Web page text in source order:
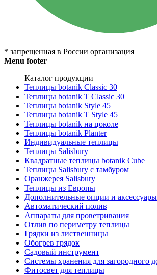
* запрещенная в России организация
Menu footer
Каталог продукции
Теплицы botanik Classic 30
Теплицы botanik T Classic 30
Теплицы botanik Style 45
Теплицы botanik Т Style 45
Теплицы botanik на цоколе
Теплицы botanik Planter
Индивидуальные теплицы
Теплицы Salisbury
Квадратные теплицы botanik Cube
Теплицы Salisbury с тамбуром
Оранжерея Salisbury
Теплицы из Европы
Дополнительные опции и аксессуары
Автоматический полив
Аппараты для проветривания
Отлив по периметру теплицы
Грядки из лиственницы
Обогрев грядок
Садовый инструмент
Системы хранения для загородного
Фитосвет для теплицы